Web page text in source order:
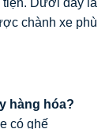
tiện. Dưới đây là
chành xe phù
hàng hóa?
có ghế